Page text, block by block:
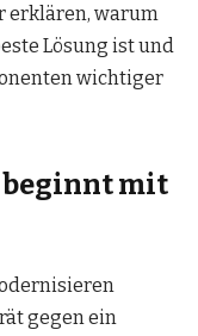
erklären, warum
Lösung ist und
wichtiger
beginnt mit
gegen ein